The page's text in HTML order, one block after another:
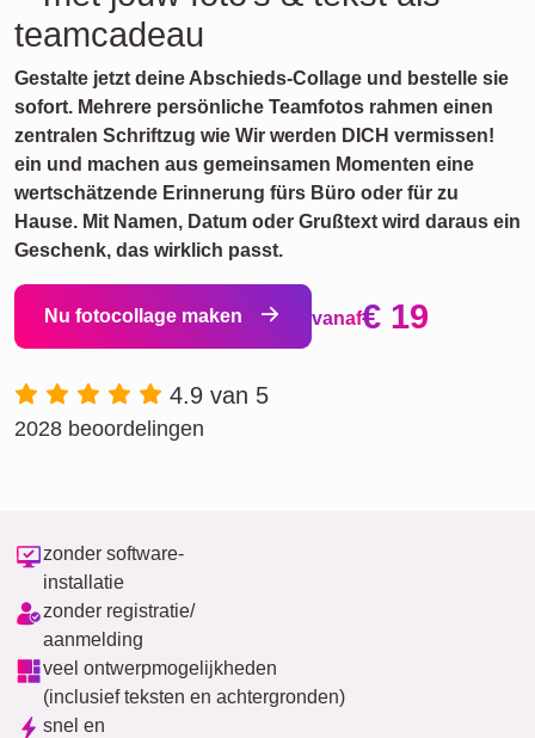
teamcadeau
Gestalte jetzt deine Abschieds-Collage und bestelle sie
sofort. Mehrere persönliche Teamfotos rahmen einen
zentralen Schriftzug wie Wir werden DICH vermissen!
ein und machen aus gemeinsamen Momenten eine
wertschätzende Erinnerung fürs Büro oder für zu
Hause. Mit Namen, Datum oder Grußtext wird daraus ein
Geschenk, das wirklich passt.
Nu fotocollage maken vanaf€ 19
4.9 van 5
2028 beoordelingen
zonder software-
installatie
zonder registratie/
aanmelding
veel ontwerpmogelijkheden
(inclusief teksten en achtergronden)
snel en